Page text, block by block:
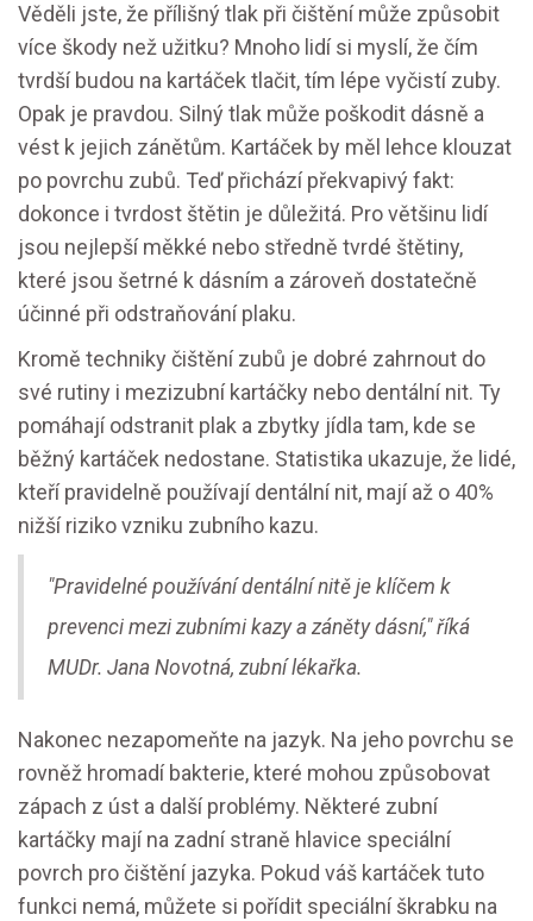
Věděli jste, že přílišný tlak při čištění může způsobit
více škody než užitku? Mnoho lidí si myslí, že čím
tvrdší budou na kartáček tlačit, tím lépe vyčistí zuby.
Opak je pravdou. Silný tlak může poškodit dásně a
vést k jejich zánětům. Kartáček by měl lehce klouzat
po povrchu zubů. Teď přichází překvapivý fakt:
dokonce i tvrdost štětin je důležitá. Pro většinu lidí
jsou nejlepší měkké nebo středně tvrdé štětiny,
které jsou šetrné k dásním a zároveň dostatečně
účinné při odstraňování plaku.
Kromě techniky čištění zubů je dobré zahrnout do
své rutiny i mezizubní kartáčky nebo dentální nit. Ty
pomáhají odstranit plak a zbytky jídla tam, kde se
běžný kartáček nedostane. Statistika ukazuje, že lidé,
kteří pravidelně používají dentální nit, mají až o 40%
nižší riziko vzniku zubního kazu.
"Pravidelné používání dentální nitě je klíčem k
prevenci mezi zubními kazy a záněty dásní," říká
MUDr. Jana Novotná, zubní lékařka.
Nakonec nezapomeňte na jazyk. Na jeho povrchu se
rovněž hromadí bakterie, které mohou způsobovat
zápach z úst a další problémy. Některé zubní
kartáčky mají na zadní straně hlavice speciální
povrch pro čištění jazyka. Pokud váš kartáček tuto
funkci nemá, můžete si pořídit speciální škrabku na